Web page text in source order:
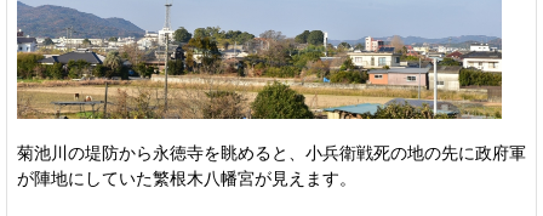
菊池川の堤防から永徳寺を眺めると、小兵衛戦死の地の先に政府軍
が陣地にしていた繁根木八幡宮が見えます。